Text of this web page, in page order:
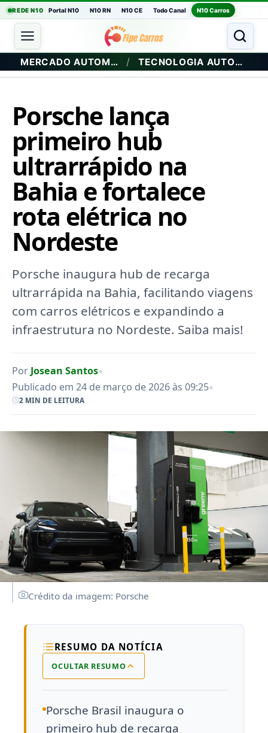
REDE N10 Portal N10 N10 RN N10 CE Todo Canal N10 Carros
MERCADO AUTOMOTIVO / TECNOLOGIA AUTOMOTIVA
Porsche lança
primeiro hub
ultrarrápido na
Bahia e fortalece
rota elétrica no
Nordeste
Porsche inaugura hub de recarga
ultrarrápida na Bahia, facilitando viagens
com carros elétricos e expandindo a
infraestrutura no Nordeste. Saiba mais!
Por Josean Santos•
Publicado em 24 de março de 2026 às 09:25•
2 MIN DE LEITURA
Crédito da imagem: Porsche
RESUMO DA NOTÍCIA
OCULTAR RESUMO
Porsche Brasil inaugura o
primeiro hub de recarga